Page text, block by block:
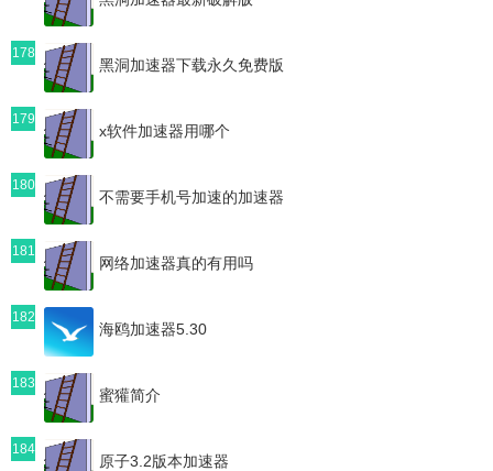
178
黑洞加速器下载永久免费版
179
x软件加速器用哪个
180
不需要手机号加速的加速器
181
网络加速器真的有用吗
182
海鸥加速器5.30
183
蜜獾简介
184
原子3.2版本加速器